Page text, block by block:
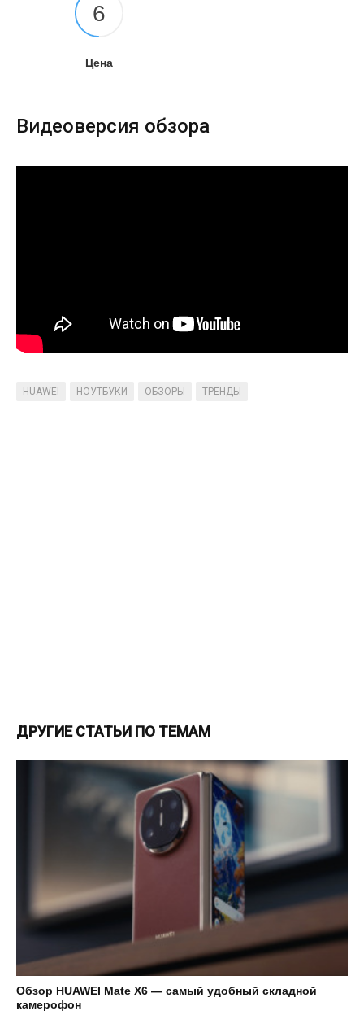
6
Цена
Видеоверсия обзора
HUAWEI НОУТБУКИ ОБЗОРЫ ТРЕНДЫ
ДРУГИЕ СТАТЬИ ПО ТЕМАМ
Обзор HUAWEI Mate X6 — самый удобный складной
камерофон